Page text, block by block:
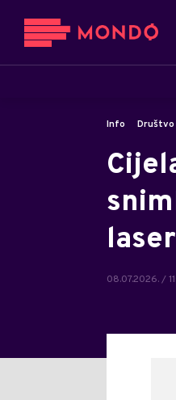
Info Društvo
08.07.2026. /